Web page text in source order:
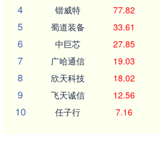
4 锴威特 77.82
5 蜀道装备 33.61
6 中巨芯 27.85
7 广哈通信 19.03
8 欣天科技 18.02
9 飞天诚信 12.56
10 任子行 7.16